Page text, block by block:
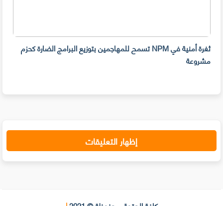
ثغرة أمنية في NPM تسمح للمهاجمين بتوزيع البرامج الضارة كحزم
مشروعة
إظهار التعليقات